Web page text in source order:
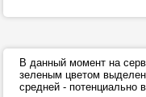
В данный момент на
зеленым цветом
средней - потенциально